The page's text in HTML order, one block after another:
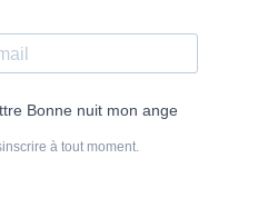
Bonne nuit mon ange
à tout moment.